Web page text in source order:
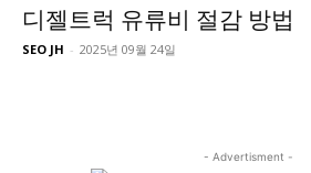
디젤트럭 유류비 절감 방법
SEO JH - 2025년 09월 24일
- Advertisment -